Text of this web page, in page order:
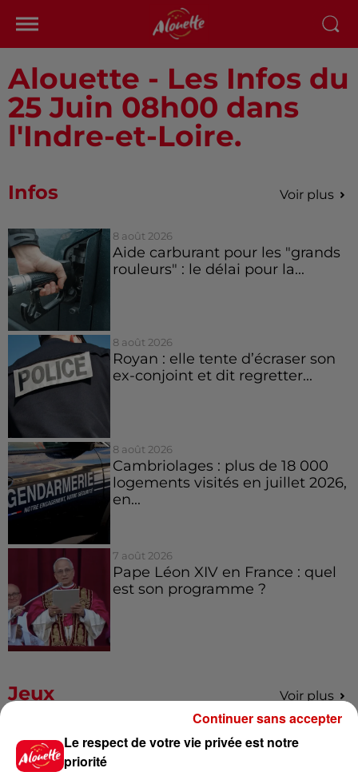
Alouette - Les Infos du
25 Juin 08h00 dans
l'Indre-et-Loire.
Infos Voir plus
8 août 2026
Aide carburant pour les "grands
rouleurs" : le délai pour la...
8 août 2026
Royan : elle tente d’écraser son
ex-conjoint et dit regretter...
8 août 2026
Cambriolages : plus de 18 000
logements visités en juillet 2026,
en...
7 août 2026
Pape Léon XIV en France : quel
est son programme ?
Jeux Voir plus
Gagnez vos places pour le
festival Marché Gourmand 2026
Le respect de votre vie privée est notre
priorité
Continuer sans accepter